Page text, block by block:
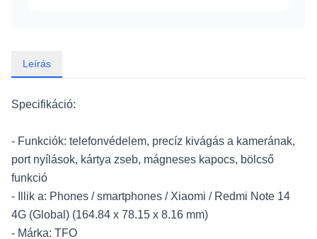
Leírás
Specifikáció:
- Funkciók: telefonvédelem, precíz kivágás a kamerának,
port nyílások, kártya zseb, mágneses kapocs, bölcső
funkció
- Illik a: Phones / smartphones / Xiaomi / Redmi Note 14
4G (Global) (164.84 x 78.15 x 8.16 mm)
- Márka: TFO